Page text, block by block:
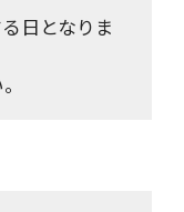
日となりま